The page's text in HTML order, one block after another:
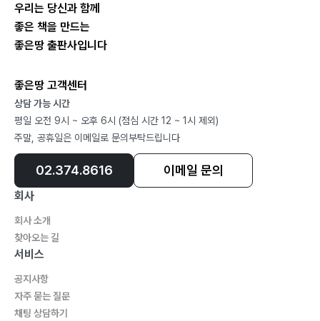
[9] 가공무역용 무상제공설비의 반송
[10] 가공무역용 보세원재료 수책핵소
[11] 수출대금 외환핵소
[13] 임대차계약 불이행에 따른 위약금
[14] 임대공장의 원상복구 요구
[15] 사회보험료 미납분
[16] 경제보상금의 지급
[17] 토지사용권 취득 관련 의무 미이행
[18] 토지사용권 권리증서 미취득
[19] 토지사용권 출자 후 변경등기 미이행
[20] 획발방식으로 취득한 토지사용권
[21] 건물 권리증서 미취득
[22] 거래처와의 계약 중도해지 문제
제2장 사업 철수 진행 시 애로 사항… 102
우리는 당신과 함께
좋은 책을 만드는
좋은땅 출판사입니다
좋은땅 고객센터
상담 가능 시간
평일 오전 9시 ~ 오후 6시 (점심 시간 12 ~ 1시 제외)
주말, 공휴일은 이메일로 문의부탁드립니다
02.374.8616 이메일 문의
회사
회사 소개
찾아오는 길
서비스
공지사항
자주 묻는 질문
채팅 상담하기